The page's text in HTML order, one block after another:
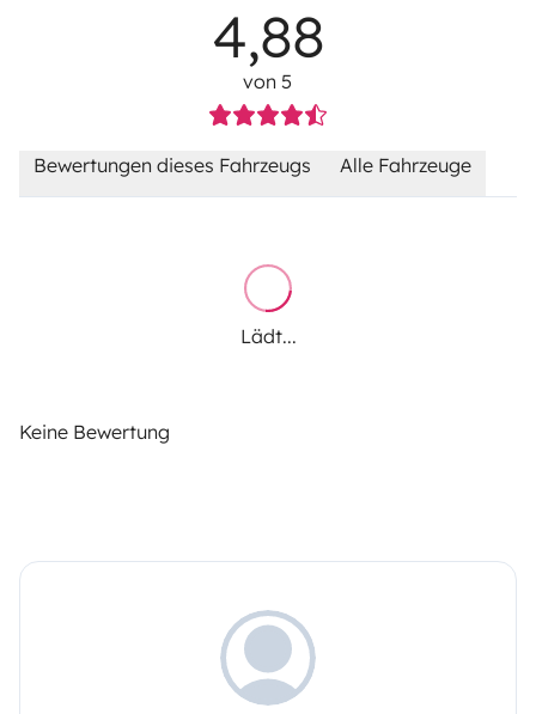
4,88
von 5
Bewertungen dieses Fahrzeugs Alle Fahrzeuge
Lädt...
Keine Bewertung